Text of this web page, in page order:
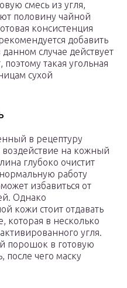
смесь из угля,
половину чайной
консистенция
добавить
случае действует
такая угольная
сухой
в рецептуру
воздействие на кожный
глубоко очистит
работу
избавиться от
Однако
кожи стоит отдавать
которая в несколько
угля.
порошок в готовую
после чего маску